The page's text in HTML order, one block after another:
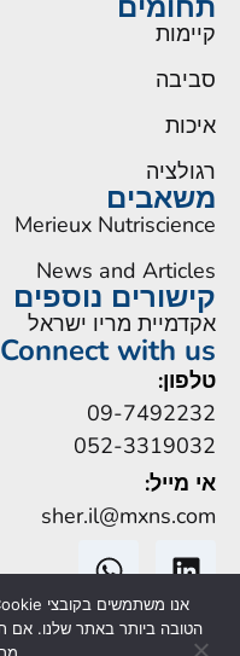
קיימות
סביבה
איכות
רגולציה
משאבים
Merieux Nutriscience
News and Articles
קישורים נוספים
אקדמיית מריו ישראל
Connect with us
טלפון:
09-7492232
052-3319032
אי מייל:
sher.il@mxns.com
הטובה ביותר באתר שלנו.